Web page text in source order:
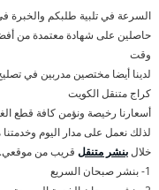
السرعة في تلبية طلبكم والخبرة
حاصلين على شهادة معتمدة من
وقت
لدينا أيضا مختصين مدربين في
كراج متنقل الكويت
أسعارنا رخيصة ونؤمن كافة قطع
لذلك نعمل على مدار اليوم
خلالبنشر متنقل قريب من موقعي.
1- بنشر صبحان السريع